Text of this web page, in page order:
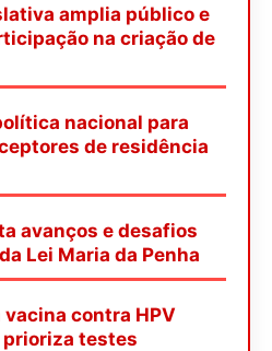
amplia público e
na criação de
nacional para
de residência
avanços e desafios
Lei Maria da Penha
contra HPV
testes